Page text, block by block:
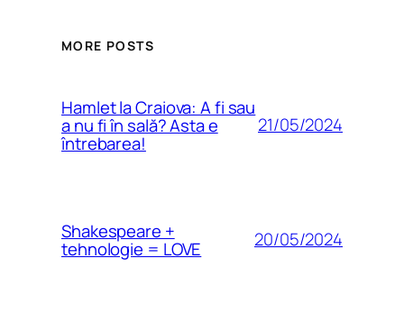
MORE POSTS
Hamlet la Craiova: A fi sau
a nu fi în sală? Asta e
întrebarea!
21/05/2024
Shakespeare +
tehnologie = LOVE 20/05/2024